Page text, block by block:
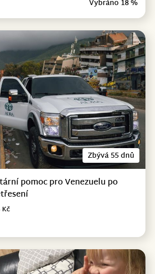
Vybráno 18 %
Zbývá 55 dnů
pomoc pro Venezuelu po